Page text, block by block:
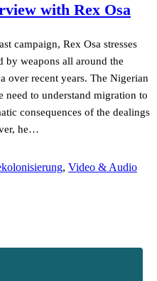
with Rex Osa
campaign, Rex Osa stresses
by weapons all around the
over recent years. The Nigerian
need to understand migration to
consequences of the dealings
he…
, Video & Audio